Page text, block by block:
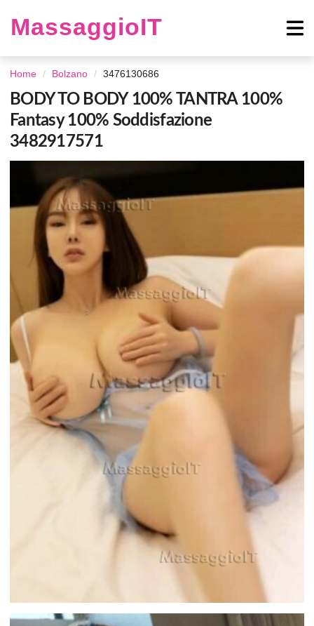
MassaggioIT
Home Bolzano 3476130686
BODY TO BODY 100% TANTRA 100%
Fantasy 100% Soddisfazione
3482917571